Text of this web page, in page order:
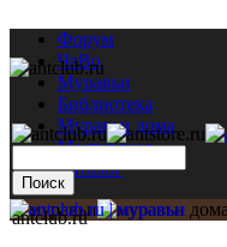
Форум
ЧаВо
Муравьи
Библиотека
Муравьи дома
Мастерская
Каталог
antclub.ru